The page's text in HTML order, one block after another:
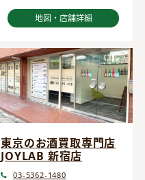
地図・店舗詳細
東京のお酒買取専門店
JOYLAB 新宿店
03-5362-1480